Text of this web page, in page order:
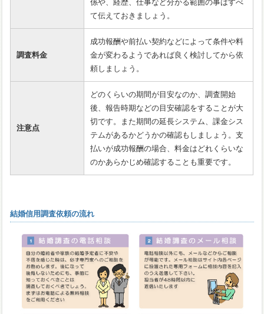
係や、経歴、仕事など分かる範囲の事はすべ
て伝えておきましょう。
調査料金
成功報酬や前払い契約などによって条件や料
金が変わるようであれば良く検討してから依
頼しましょう。
注意点
どのくらいの期間が目安なのか、調査開始
後、報告時期などの目安確認をすることが大
切です。また期間の延長システム、課金シス
テムがあるかどうかの確認もしましょう。支
払いが成功報酬の場合、料金はどれくらいな
のかあらかじめ確認することも重要です。
結婚信用調査依頼の流れ